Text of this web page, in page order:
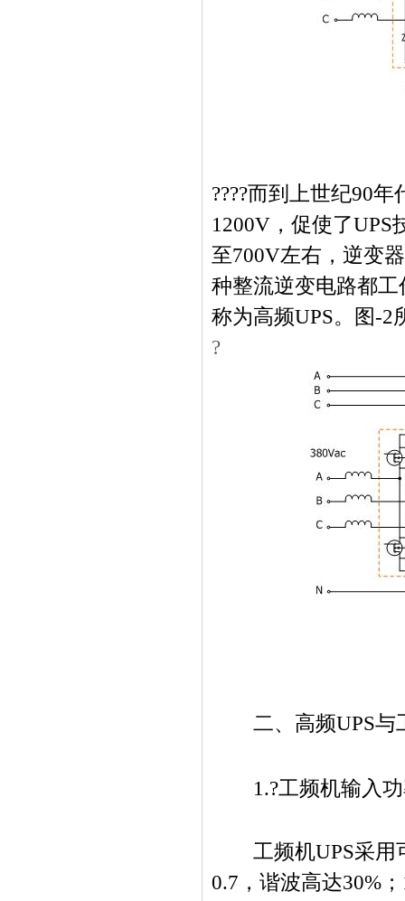
????而到上世纪90年
1200V ，促使了UPS
至700V左右，逆变
种整流逆变电路都
称为高频UPS。图-2
?
二、高频UPS与
1.?工频机输入
工频机UPS采用
0.7 ，谐波高达30% ；